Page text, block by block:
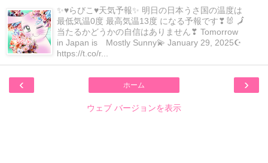
✨♥らびこ♥天気予報✨ 明日の日本うさ国の温度は
最低気温0度 最高気温13度 になる予報です❣🐰 🗾
当たるかどうかの自信はありません❣ Tomorrow
in Japan is Mostly Sunny💫 January 29, 2025☪
https://t.co/r...
‹ ›
ホーム
ウェブ バージョンを表示